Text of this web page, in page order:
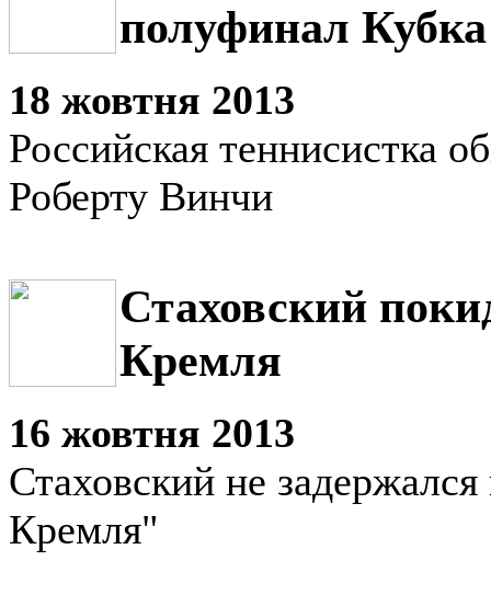
полуфинал
18 жовтня 2013
Российская теннисистка
Роберту Винчи
Стаховский
Кремля
16 жовтня 2013
Стаховский не
Кремля"